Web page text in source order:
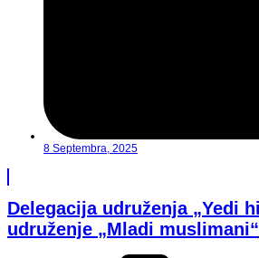
8 Septembra, 2025
Delegacija udruženja „Yedi
udruženje „Mladi muslimani“